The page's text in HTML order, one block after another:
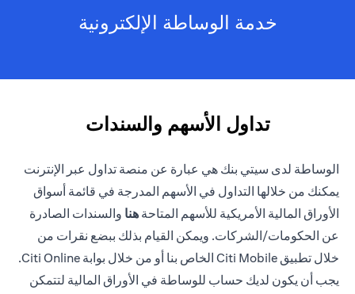
خدمة الوساطة الإلكترونية
تداول الأسهم والسندات
الوساطة لدى سيتي بنك هي عبارة عن منصة تداول عبر الإنترنت
يمكنك من خلالها التداول في الأسهم المدرجة في قائمة أسواق
الأوراق المالية الأمريكية للأسهم المتاحة هنا والسندات الصادرة
عن الحكومات/الشركات. ويمكن القيام بذلك ببضع نقرات من
خلال تطبيق Citi Mobile الخاص بنا أو من خلال بوابة Citi Online.
يجب أن يكون لديك حساب للوساطة في الأوراق المالية لتتمكن